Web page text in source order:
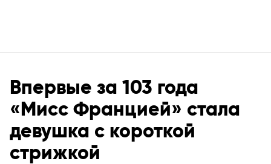
Впервые за 103 года
«Мисс Францией» стала
девушка с короткой
стрижкой